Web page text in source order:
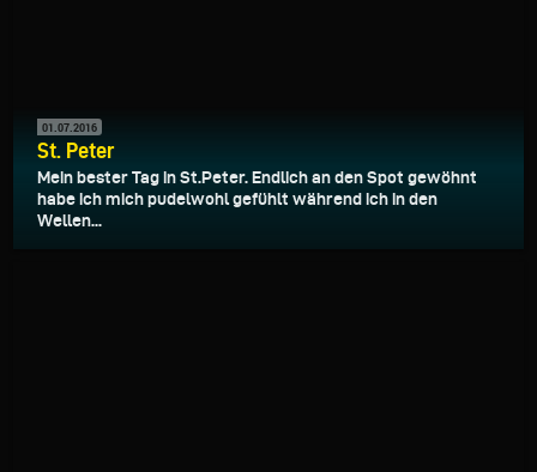
01.07.2016
St. Peter
Mein bester Tag in St.Peter. Endlich an den Spot gewöhnt
habe ich mich pudelwohl gefühlt während ich in den
Wellen...